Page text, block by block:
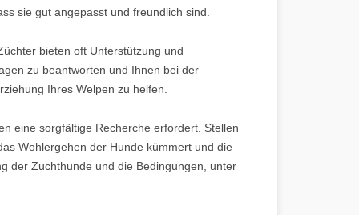
sie gut angepasst und freundlich sind.
bieten oft Unterstützung und
zu beantworten und Ihnen bei der
Ihres Welpen zu helfen.
eine sorgfältige Recherche erfordert. Stellen
Wohlergehen der Hunde kümmert und die
der Zuchthunde und die Bedingungen, unter